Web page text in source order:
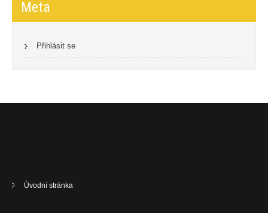
Meta
Přihlásit se
Úvodní stránka